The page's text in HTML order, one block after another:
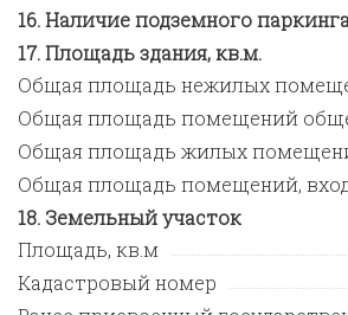
Наличие подземного
Площадь здания, кв.м.
Общая площадь нежилых
Общая площадь помещений
Общая площадь жилых
Общая площадь помещений,
Земельный участок
Площадь, кв.м
Кадастровый номер